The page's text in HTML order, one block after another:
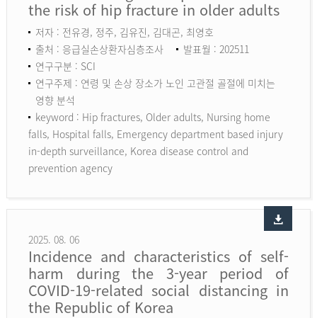
the risk of hip fracture in older adults
저자 : 전유경, 정주, 김유진, 김대곤, 최영호
출처 : 응급실손상환자심층조사
발표월 : 202511
연구구분 : SCI
연구주제 : 연령 및 손상 장소가 노인 고관절 골절에 미치는
영향 분석
keyword : Hip fractures, Older adults, Nursing home
falls, Hospital falls, Emergency department based injury
in-depth surveillance, Korea disease control and
prevention agency
2025. 08. 06
Incidence and characteristics of self-
harm during the 3-year period of
COVID-19-related social distancing in
the Republic of Korea